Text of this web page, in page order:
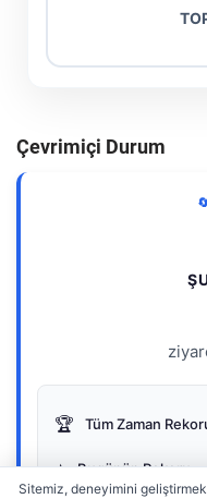
Çevrimiçi Durum
🏆 Tüm Zaman
⭐ Bugünün Rekoru:
Sitemiz, deneyimini